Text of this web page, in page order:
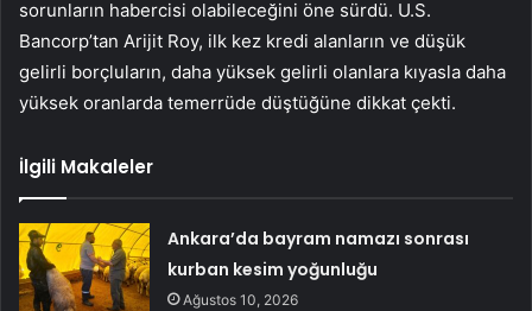
sorunların habercisi olabileceğini öne sürdü. U.S.
Bancorp’tan Arijit Roy, ilk kez kredi alanların ve düşük
gelirli borçluların, daha yüksek gelirli olanlara kıyasla daha
yüksek oranlarda temerrüde düştüğüne dikkat çekti.
İlgili Makaleler
Ankara’da bayram namazı sonrası
kurban kesim yoğunluğu
Ağustos 10, 2026